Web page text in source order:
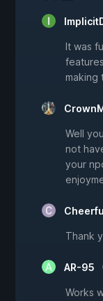
It was
making
Well
not
your
Thank
AR-95
Works